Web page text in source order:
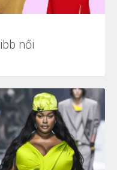
női